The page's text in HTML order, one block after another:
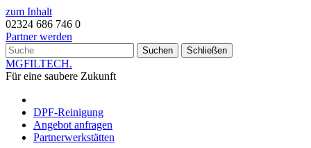
zum Inhalt
02324 686 746 0
Partner werden
Suchen Schließen
MGFILTECH.
Für eine saubere Zukunft
DPF-Reinigung
Angebot anfragen
Partnerwerkstätten